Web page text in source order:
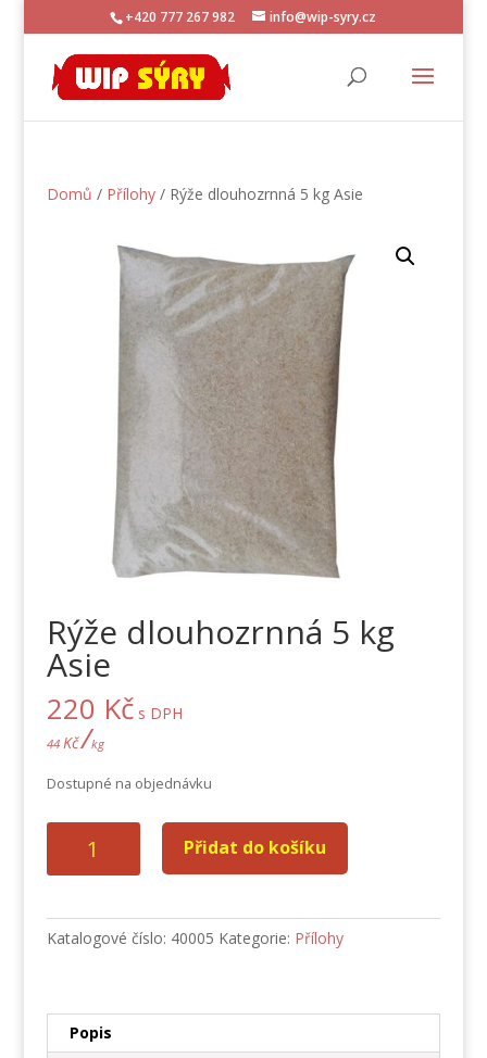
+420 777 267 982 info@wip-syry.cz
Domů / Přílohy/ Rýže dlouhozrnná 5 kg Asie
Rýže dlouhozrnná 5 kg
Asie
220 Kč s DPH
44 Kč/kg
Dostupné na objednávku
dlouhozrnná
Asie
Přidat do košíku
Katalogové číslo: 40005 Kategorie: Přílohy
Popis